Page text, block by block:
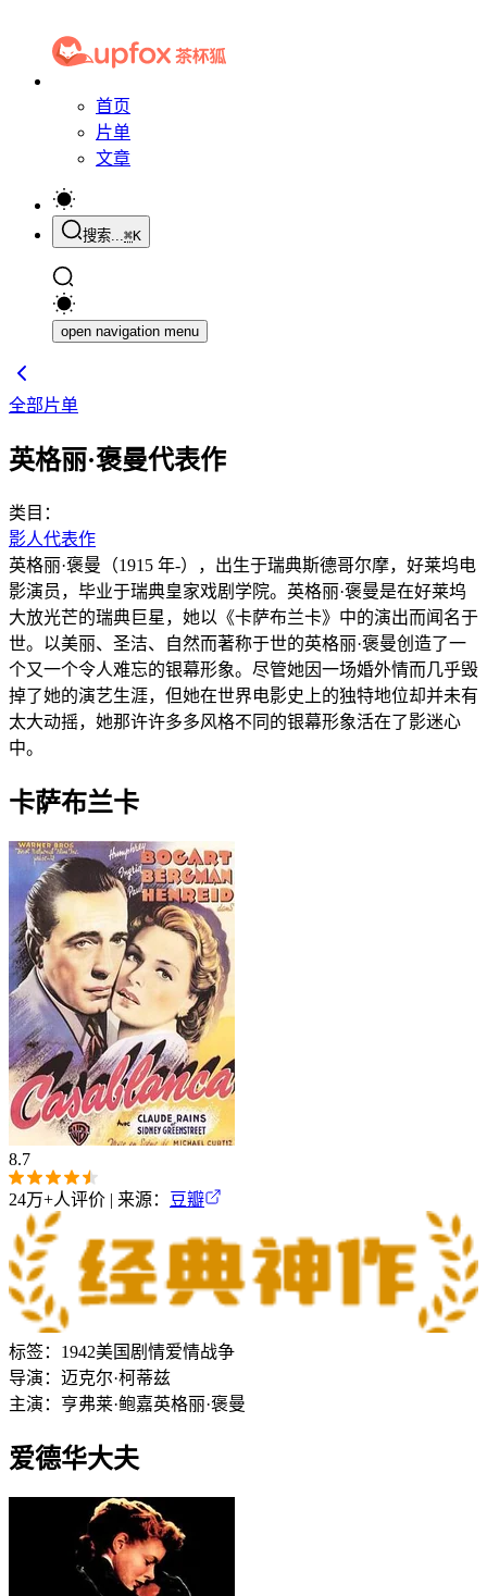
首页
片单
文章
搜索...⌘K
open navigation menu
全部片单
英格丽·褒曼代表作
类目：
影人代表作
英格丽·褒曼（1915 年-），出生于瑞典斯德哥尔摩，好莱坞电
影演员，毕业于瑞典皇家戏剧学院。英格丽·褒曼是在好莱坞
大放光芒的瑞典巨星，她以《卡萨布兰卡》中的演出而闻名于
世。以美丽、圣洁、自然而著称于世的英格丽·褒曼创造了一
个又一个令人难忘的银幕形象。尽管她因一场婚外情而几乎毁
掉了她的演艺生涯，但她在世界电影史上的独特地位却并未有
太大动摇，她那许许多多风格不同的银幕形象活在了影迷心
中。
卡萨布兰卡
8.7
24万+人评价 | 来源： 豆瓣
标签： 1942美国 剧情爱情战争
导演： 迈克尔·柯蒂兹
主演： 亨弗莱·鲍嘉英格丽·褒曼
爱德华大夫